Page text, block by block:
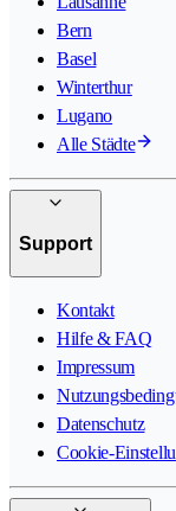
Bern
Basel
Winterthur
Lugano
Alle Städte
Support
Kontakt
Hilfe & FAQ
Impressum
Datenschutz
Cookie-